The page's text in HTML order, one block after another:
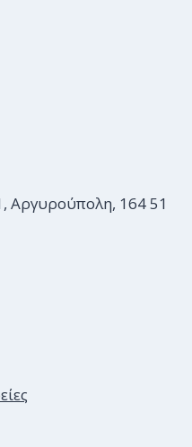
Αργυρούπολη, 164 51